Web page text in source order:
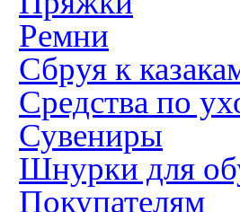
Ремни
Сбруя к
Средства по
Сувениры
Шнурки для
Покупателям